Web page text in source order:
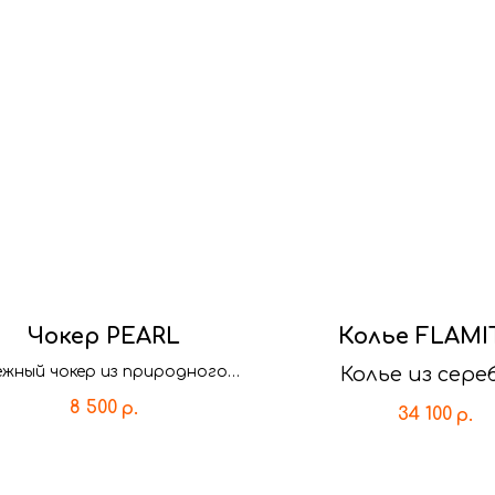
Чокер PEARL
чокер из природного
для каждого дня, так и для
8 500 р.
Колье
Колье из
Золотым34 100 р.